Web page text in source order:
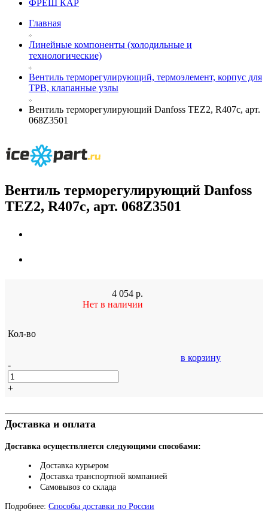
ФРЕШ КАР
Главная
Линейные компоненты (холодильные и
технологические)
Вентиль терморегулирующий, термоэлемент, корпус для
ТРВ, клапанные узлы
Вентиль терморегулирующий Danfoss TEZ2, R407c, арт.
068Z3501
Вентиль терморегулирующий Danfoss
TEZ2, R407c, арт. 068Z3501
4 054 р.
Нет в наличии
Кол-во
-
+
в корзину
Доставка и оплата
Доставка осуществляется следующими способами:
Доставка курьером
Доставка транспортной компанией
Самовывоз со склада
Подробнее: Способы доставки по России